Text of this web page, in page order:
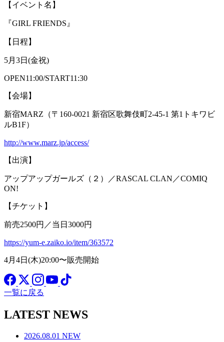
【イベント名】
『GIRL FRIENDS』
【日程】
5月3日(金祝)
OPEN11:00/START11:30
【会場】
新宿MARZ（〒160-0021 新宿区歌舞伎町2-45-1 第1トキワビ
ルB1F）
http://www.marz.jp/access/
【出演】
アップアップガールズ（２）／RASCAL CLAN／COMIQ
ON!
【チケット】
前売2500円／当日3000円
https://yum-e.zaiko.io/item/363572
4月4日(木)20:00〜販売開始
一覧に戻る
LATEST NEWS
2026.08.01 NEW